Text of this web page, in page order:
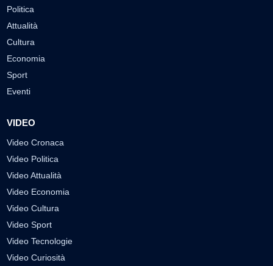
Politica
Attualità
Cultura
Economia
Sport
Eventi
VIDEO
Video Cronaca
Video Politica
Video Attualità
Video Economia
Video Cultura
Video Sport
Video Tecnologie
Video Curiosità